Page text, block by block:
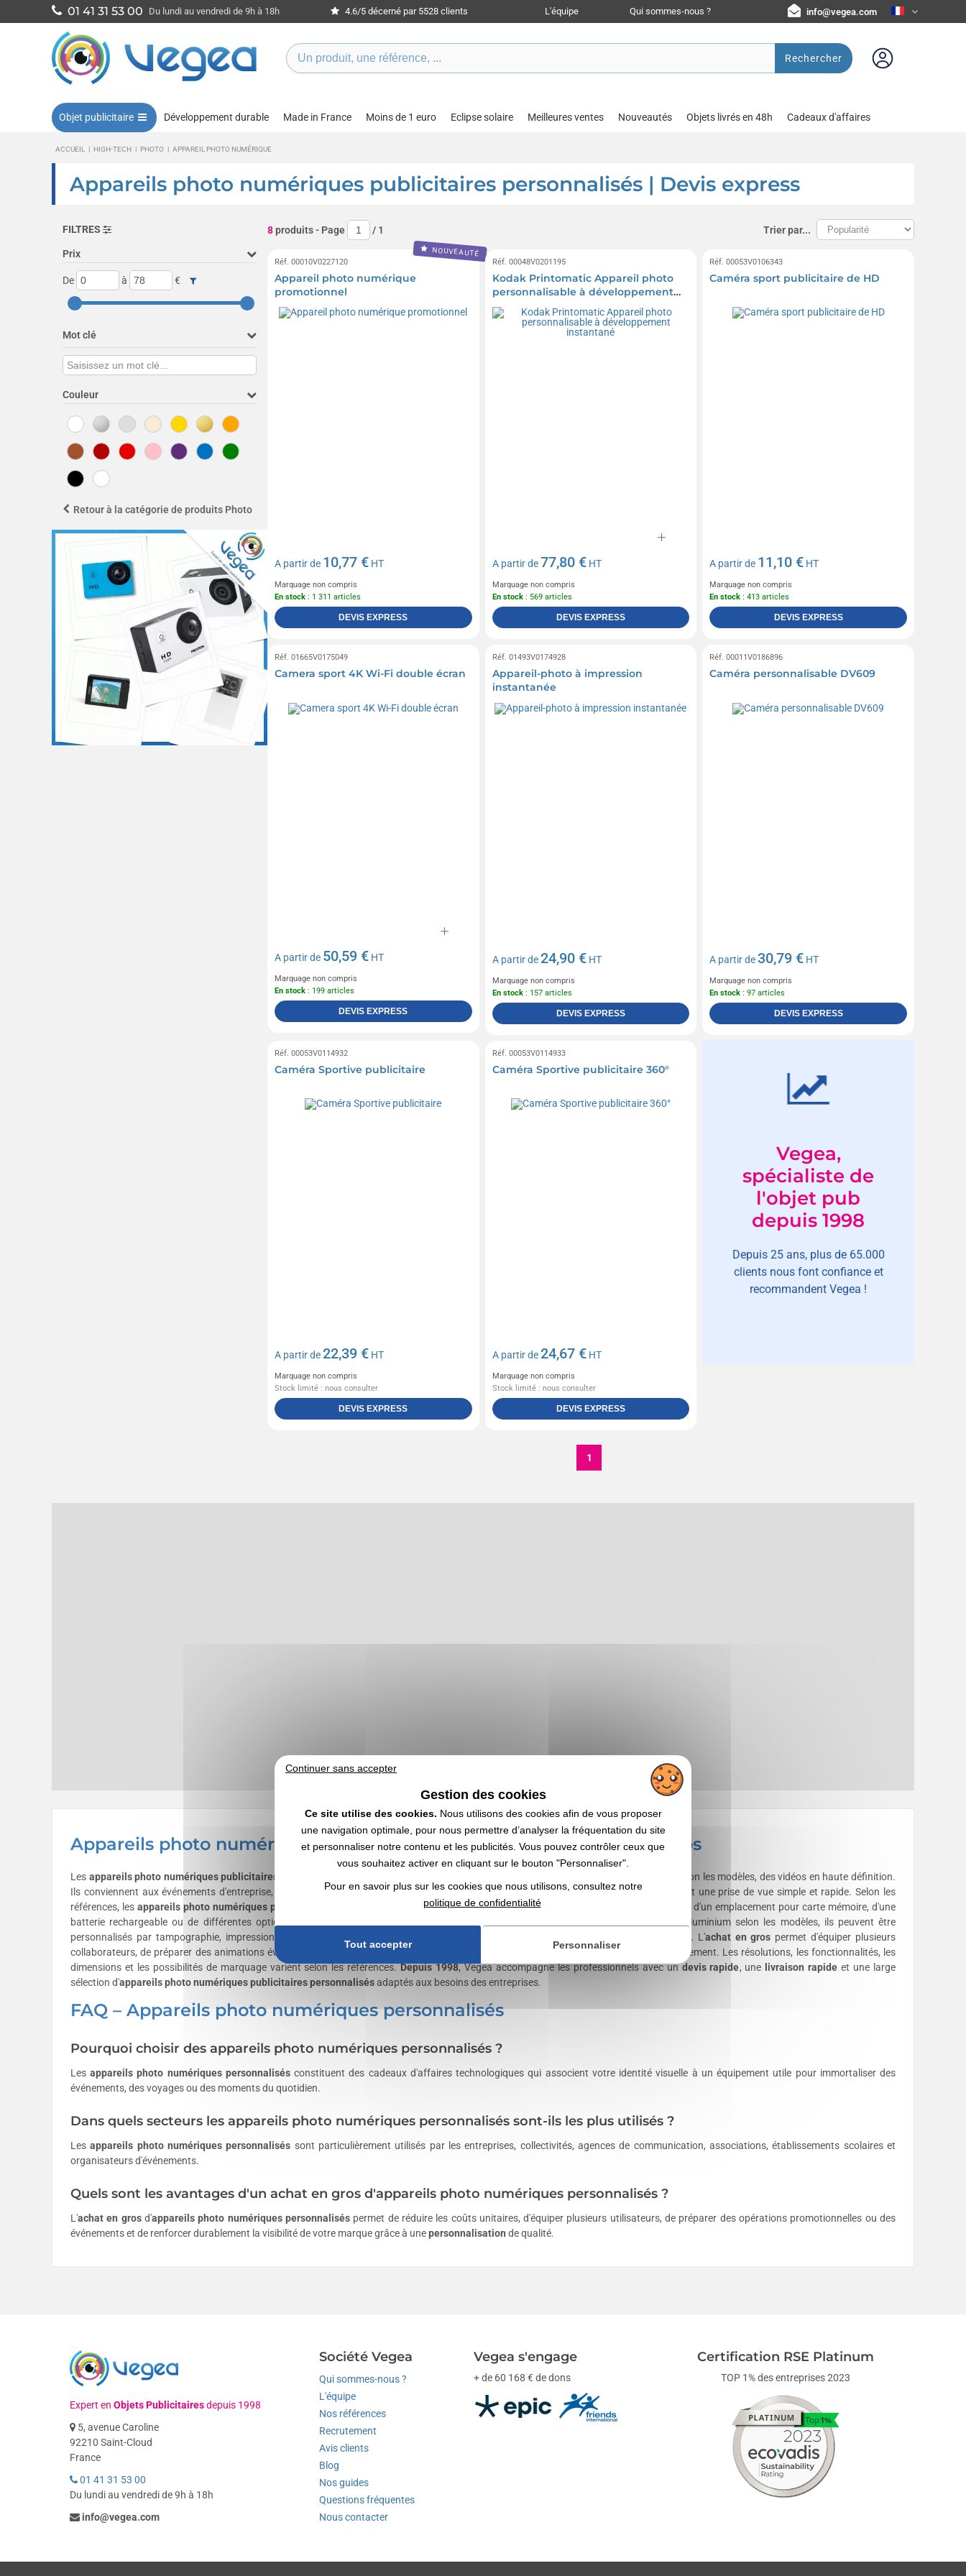
01 41 31 53 00 Du lundi au vendredi de 9h à 18h 4.6/5 décerné par 5528 clients L'équipe Qui sommes-nous ? info@vegea.com
Rechercher
Objet publicitaire Développement durable Made in France Moins de 1 euro Eclipse solaire Meilleures ventes Nouveautés Objets livrés en 48h Cadeaux d'affaires
ACCUEIL | HIGH-TECH | PHOTO | APPAREIL PHOTO NUMÉRIQUE
Appareils photo numériques publicitaires personnalisés | Devis express
Appareils photo numériques avec logo pour entreprises | Achat en gros
Les appareils photo numériques publicitaires personnalisés
sont des équipements électroniques conçus pour capturer des photos et, selon les modèles, des vidéos en haute définition.
Ils conviennent aux événements d'entreprise, aux opérations marketing, aux activités de loisirs ou aux usages professionnels nécessitant une prise de vue simple et rapide. Selon les
références, lesappareils photo numériques personnalisés
disposent d'un écran LCD, d'un zoom numérique ou optique, d'un flash intégré, d'un emplacement pour carte mémoire, d'une
batterie rechargeable ou de différentes options de connectivité. Fabriqués à partir de matériaux tels que le plastique, le métal ou l'aluminium selon les modèles, ils peuvent être
personnalisés par tampographie, impression numérique ou gravure laser afin de mettre en valeur votre logo ou votre identité visuelle. L'achat en gros permet d'équiper plusieurs
collaborateurs, de préparer des animations événementielles ou d'offrir des cadeaux d'affaires tout en optimisant les coûts d'approvisionnement. Les résolutions, les fonctionnalités, les
dimensions et les possibilités de marquage varient selon les références.Depuis 1998, Vegea accompagne les professionnels avec undevis rapide, une livraison rapide et une large
sélection d'appareils photo numériques publicitaires personnalisésadaptés aux besoins des entreprises.
FAQ – Appareils photo numériques personnalisés
Pourquoi choisir des appareils photo numériques personnalisés ?
Lesappareils photo numériques personnalisésconstituent des cadeaux d'affaires technologiques qui associent votre identité visuelle à un équipement utile pour immortaliser des
événements, des voyages ou des moments du quotidien.
Dans quels secteurs les appareils photo numériques personnalisés sont-ils les plus utilisés ?
Lesappareils photo numériques personnalisés sont particulièrement utilisés par les entreprises, collectivités, agences de communication, associations, établissements scolaires et
organisateurs d'événements.
Quels sont les avantages d'un achat en gros d'appareils photo numériques personnalisés ?
L'achat en grosd'appareils photo numériques personnaliséspermet de réduire les coûts unitaires, d'équiper plusieurs utilisateurs, de préparer des opérations promotionnelles ou des
événements et de renforcer durablement la visibilité de votre marque grâce à unepersonnalisation de qualité.
FILTRES
Prix
De à €
Mot clé
Couleur
Retour à la catégorie de produits Photo
8produits- Page / 1 Trier par...
NOUVEAUTÉ
Réf. 00010V0227120
Appareil photo numérique
promotionnel
A partir de 10,77 € HT
Marquage non compris
En stock : 1 311 articles
DEVIS EXPRESS
Réf. 00048V0201195
Kodak Printomatic Appareil photo
personnalisable à développement
instantané
A partir de77,80 €HT
Marquage non compris
En stock: 569 articles
DEVIS EXPRESS
Réf. 00053V0106343
Caméra sport publicitaire de HD
A partir de 11,10 € HT
Marquage non compris
En stock : 413 articles
DEVIS EXPRESS
Réf. 01665V0175049
Camera sport 4K Wi-Fi double écran
A partir de 50,59 € HT
Marquage non compris
En stock : 199 articles
DEVIS EXPRESS
Réf. 01493V0174928
Appareil-photo à impression
instantanée
A partir de24,90 €HT
Marquage non compris
En stock: 157 articles
DEVIS EXPRESS
Réf. 00011V0186896
Caméra personnalisable DV609
A partir de30,79 € HT
Marquage non compris
En stock : 97 articles
DEVIS EXPRESS
Réf. 00053V0114932
Caméra Sportive publicitaire
A partir de22,39 € HT
Marquage non compris
Stock limité : nous consulter
DEVIS EXPRESS
Réf. 00053V0114933
Caméra Sportive publicitaire 360°
A partir de24,67 €HT
Marquage non compris
Stock limité : nous consulter
DEVIS EXPRESS
Vegea,
spécialiste de
l'objet pub
depuis 1998
Depuis 25 ans, plus de 65.000
clients nous font confiance et
recommandent Vegea !
1
Expert en Objets Publicitairesdepuis 1998
5, avenue Caroline
92210 Saint-Cloud
France
01 41 31 53 00
Du lundi au vendredi de 9h à 18h
info@vegea.com
Société Vegea
Qui sommes-nous ?
L'équipe
Nos références
Recrutement
Avis clients
Blog
Nos guides
Questions fréquentes
Nous contacter
Vegea s'engage
+ de 60 168 € de dons
Certification RSE Platinum
TOP 1% des entreprises 2023
Continuer sans accepter
Gestion des cookies
Ce site utilise des cookies. Nous utilisons des cookies afin de vous proposer
une navigation optimale, pour nous permettre d’analyser la fréquentation du site
et personnaliser notre contenu et les publicités. Vous pouvez contrôler ceux que
vous souhaitez activer en cliquant sur le bouton "Personnaliser".
Pour en savoir plus sur les cookies que nous utilisons, consultez notre
politique de confidentialité
Tout accepter Personnaliser